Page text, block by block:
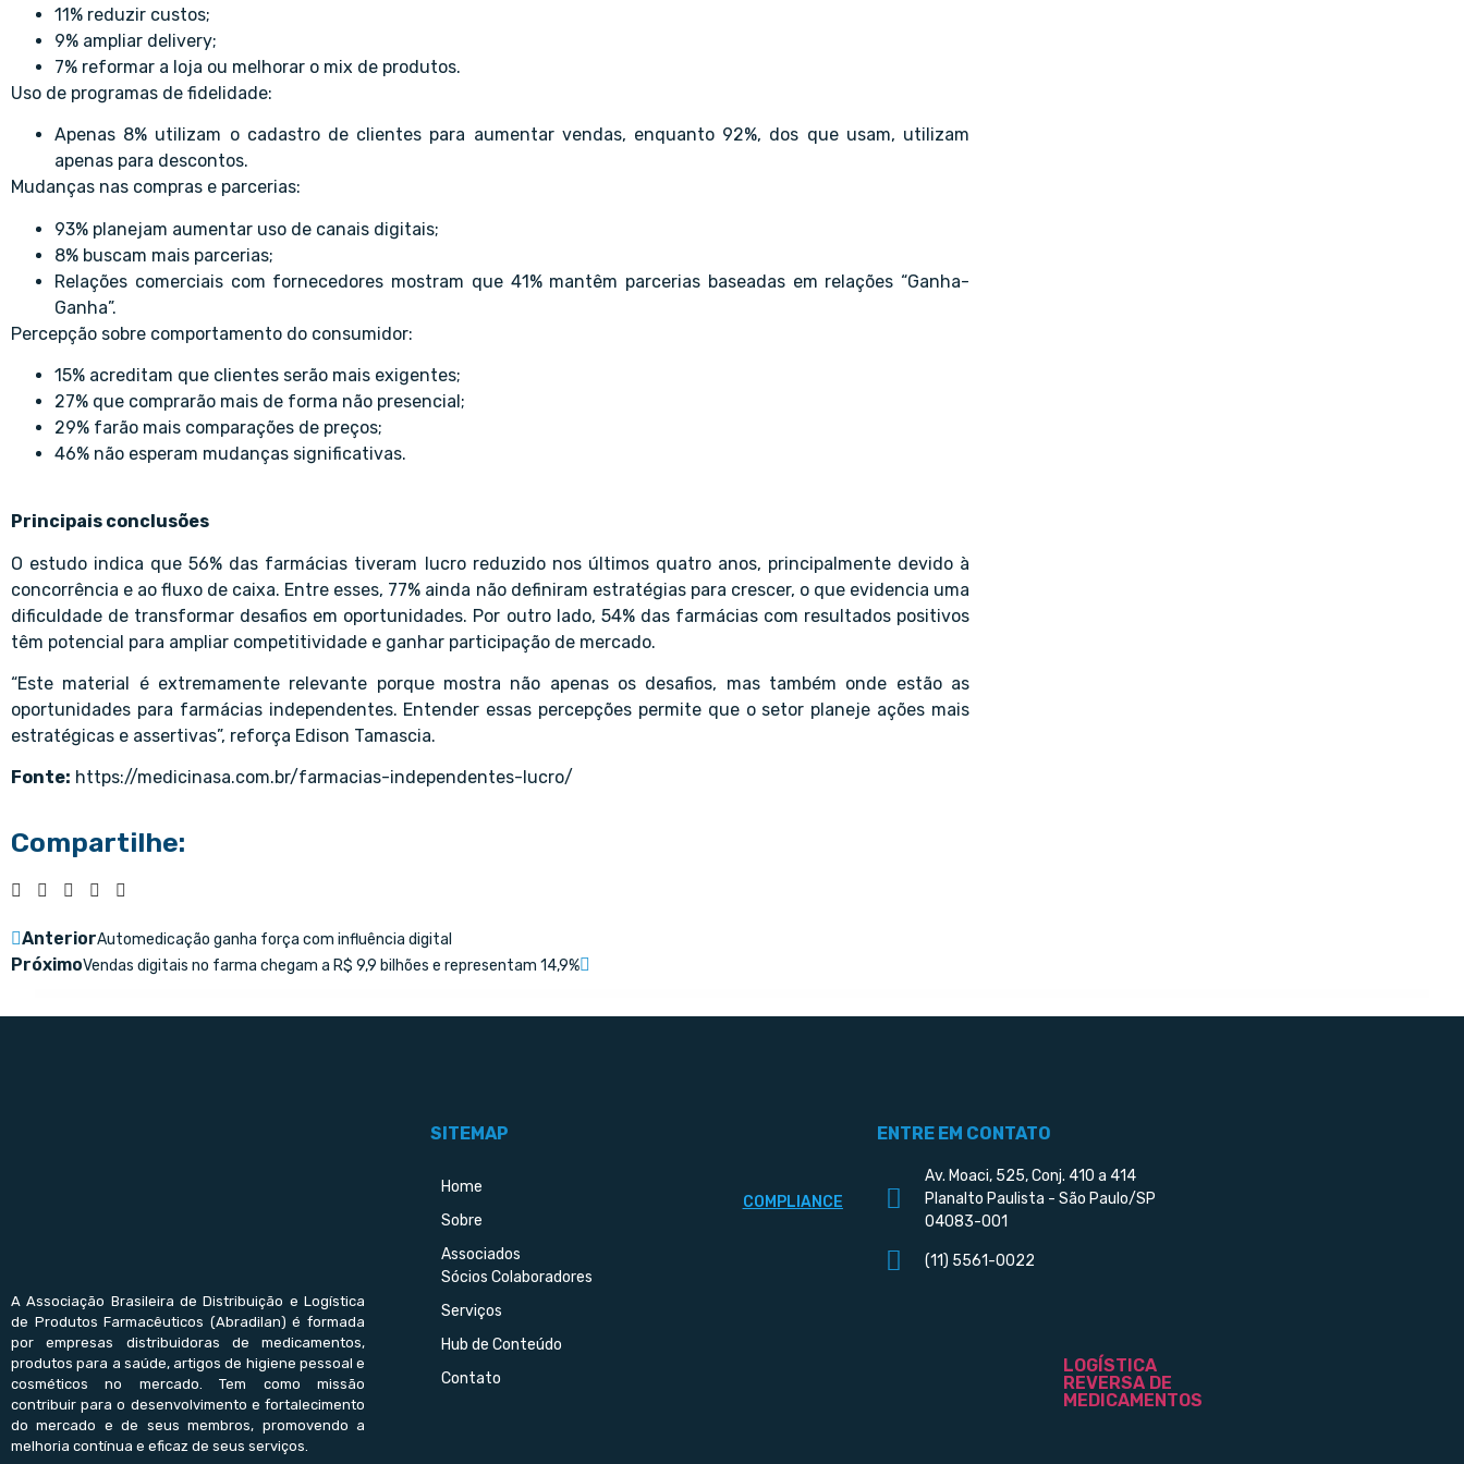
11% reduzir custos;
9% ampliar delivery;
7% reformar a loja ou melhorar o mix de produtos.
Uso de programas de fidelidade:
Apenas 8% utilizam o cadastro de clientes para aumentar vendas, enquanto 92%, dos que usam, utilizam
apenas para descontos.
Mudanças nas compras e parcerias:
93% planejam aumentar uso de canais digitais;
8% buscam mais parcerias;
Relações comerciais com fornecedores mostram que 41% mantêm parcerias baseadas em relações “Ganha-
Ganha”.
Percepção sobre comportamento do consumidor:
15% acreditam que clientes serão mais exigentes;
27% que comprarão mais de forma não presencial;
29% farão mais comparações de preços;
46% não esperam mudanças significativas.
Principais conclusões
O estudo indica que 56% das farmácias tiveram lucro reduzido nos últimos quatro anos, principalmente devido à
concorrência e ao fluxo de caixa. Entre esses, 77% ainda não definiram estratégias para crescer, o que evidencia uma
dificuldade de transformar desafios em oportunidades. Por outro lado, 54% das farmácias com resultados positivos
têm potencial para ampliar competitividade e ganhar participação de mercado.
“Este material é extremamente relevante porque mostra não apenas os desafios, mas também onde estão as
oportunidades para farmácias independentes. Entender essas percepções permite que o setor planeje ações mais
estratégicas e assertivas”, reforça Edison Tamascia.
Fonte: https://medicinasa.com.br/farmacias-independentes-lucro/
Compartilhe:
AnteriorAutomedicação ganha força com influência digital
PróximoVendas digitais no farma chegam a R$ 9,9 bilhões e representam 14,9%
A Associação Brasileira de Distribuição e Logística
de Produtos Farmacêuticos (Abradilan) é formada
por empresas distribuidoras de medicamentos,
produtos para a saúde, artigos de higiene pessoal e
cosméticos no mercado. Tem como missão
contribuir para o desenvolvimento e fortalecimento
do mercado e de seus membros, promovendo a
melhoria contínua e eficaz de seus serviços.
SITEMAP
Home
Sobre
Associados
Sócios Colaboradores
Serviços
Hub de Conteúdo
Contato
COMPLIANCE
ENTRE EM CONTATO
Av. Moaci, 525, Conj. 410 a 414
Planalto Paulista - São Paulo/SP
04083-001
(11) 5561-0022
LOGÍSTICA
REVERSA DE
MEDICAMENTOS